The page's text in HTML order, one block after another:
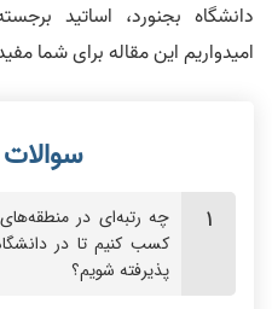
دانشگاه بجنورد، اساتید
امیدواریم این مقاله برای شما
چه رتبه‌ای در
کسب کنیم تا در
پذیرفته شویم؟